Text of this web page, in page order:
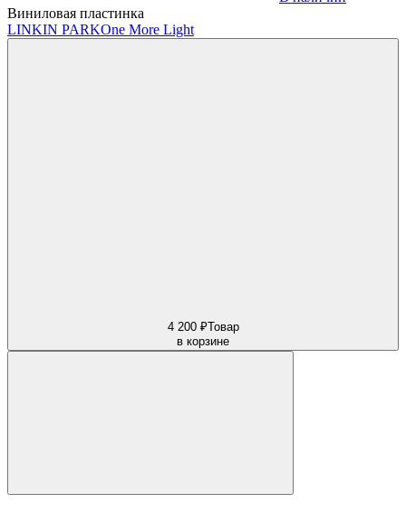
Виниловая пластинка
LINKIN PARKOne More Light
4 200 ₽Товар
в корзине